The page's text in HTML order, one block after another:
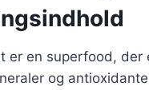
er en superfood, der
og